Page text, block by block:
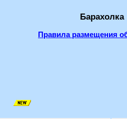
Барахолка
Правила размещения